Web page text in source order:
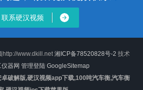
联系硬汉视频
http://www.dkill.net湘ICP备78520828号-2 技术
器网 管理登陆 GoogleSitemap
破解版,硬汉视频app下载,100吨汽车衡,汽车衡